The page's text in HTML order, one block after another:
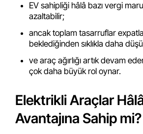
EV sahipliği hâlâ bazı vergi
azaltabilir;
ancak toplam tasarruflar
beklediğinden sıklıkla daha
ve araç ağırlığı artık devam
çok daha büyük rol oynar.
Elektrikli Araçlar
Avantajına Sahip mi?